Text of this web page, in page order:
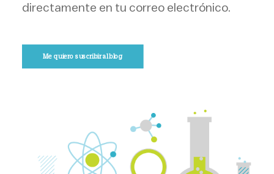
directamente en tu correo electrónico.
Me quiero suscribir al blog